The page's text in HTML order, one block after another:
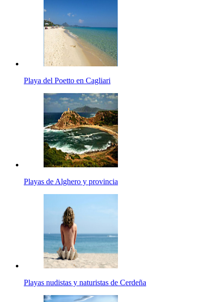
Playa del Poetto en Cagliari
Playas de Alghero y provincia
Playas nudistas y naturistas de Cerdeña